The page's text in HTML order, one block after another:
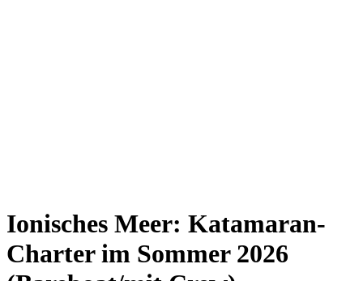
Ionisches Meer: Katamaran-
Charter im Sommer 2026